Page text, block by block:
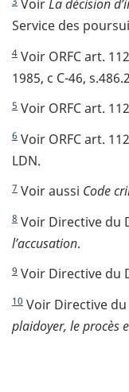
VoirLa décision
Service des
4 Voir ORFC art.
1985, c C-46,
5 Voir ORFC art.
6 Voir ORFC art.
LDN.
7 Voir aussi Code
8 Voir Directive du
l’accusation.
9 Voir Directive du
10 Voir Directive
plaidoyer, le procès